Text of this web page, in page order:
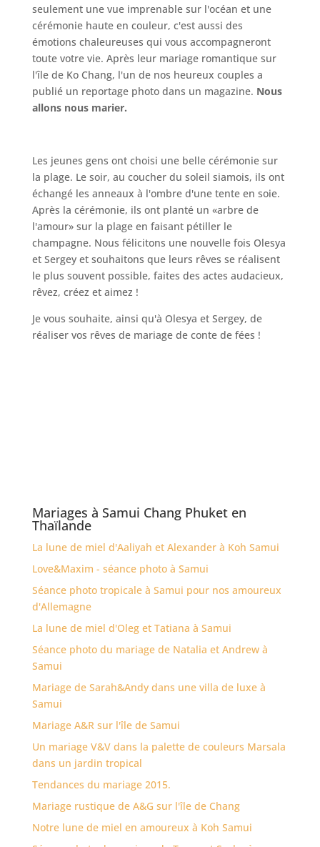
seulement une vue imprenable sur l'océan et une
cérémonie haute en couleur, c'est aussi des
émotions chaleureuses qui vous accompagneront
toute votre vie. Après leur mariage romantique sur
l'île de Ko Chang, l'un de nos heureux couples a
publié un reportage photo dans un magazine. Nous
allons nous marier.
Les jeunes gens ont choisi une belle cérémonie sur
la plage. Le soir, au coucher du soleil siamois, ils ont
échangé les anneaux à l'ombre d'une tente en soie.
Après la cérémonie, ils ont planté un «arbre de
l'amour» sur la plage en faisant pétiller le
champagne. Nous félicitons une nouvelle fois Olesya
et Sergey et souhaitons que leurs rêves se réalisent
le plus souvent possible, faites des actes audacieux,
rêvez, créez et aimez !
Je vous souhaite, ainsi qu'à Olesya et Sergey, de
réaliser vos rêves de mariage de conte de fées !
Mariages à Samui Chang Phuket en
Thaïlande
La lune de miel d'Aaliyah et Alexander à Koh Samui
Love&Maxim - séance photo à Samui
Séance photo tropicale à Samui pour nos amoureux
d'Allemagne
La lune de miel d'Oleg et Tatiana à Samui
Séance photo du mariage de Natalia et Andrew à
Samui
Mariage de Sarah&Andy dans une villa de luxe à
Samui
Mariage A&R sur l'île de Samui
Un mariage V&V dans la palette de couleurs Marsala
dans un jardin tropical
Tendances du mariage 2015.
Mariage rustique de A&G sur l'île de Chang
Notre lune de miel en amoureux à Koh Samui